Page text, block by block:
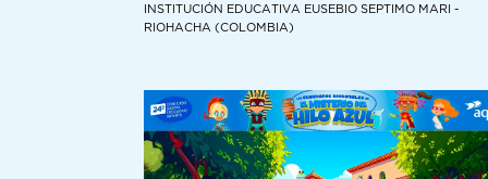
INSTITUCIÓN EDUCATIVA EUSEBIO SEPTIMO MARI -
RIOHACHA (COLOMBIA)